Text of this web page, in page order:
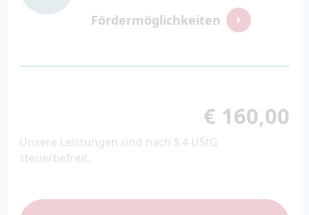
Fördermöglichkeiten
€ 160,00
Unsere Leistungen sind nach § 4 UStG
steuerbefreit.